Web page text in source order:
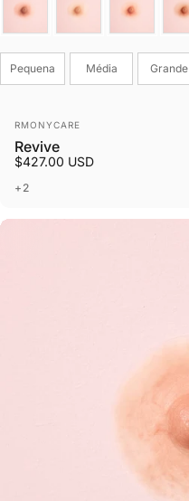
Tamanho
Pequena Média Grande
Fornecedor:
RMONYCARE
Revive
$427.00 USD
+2